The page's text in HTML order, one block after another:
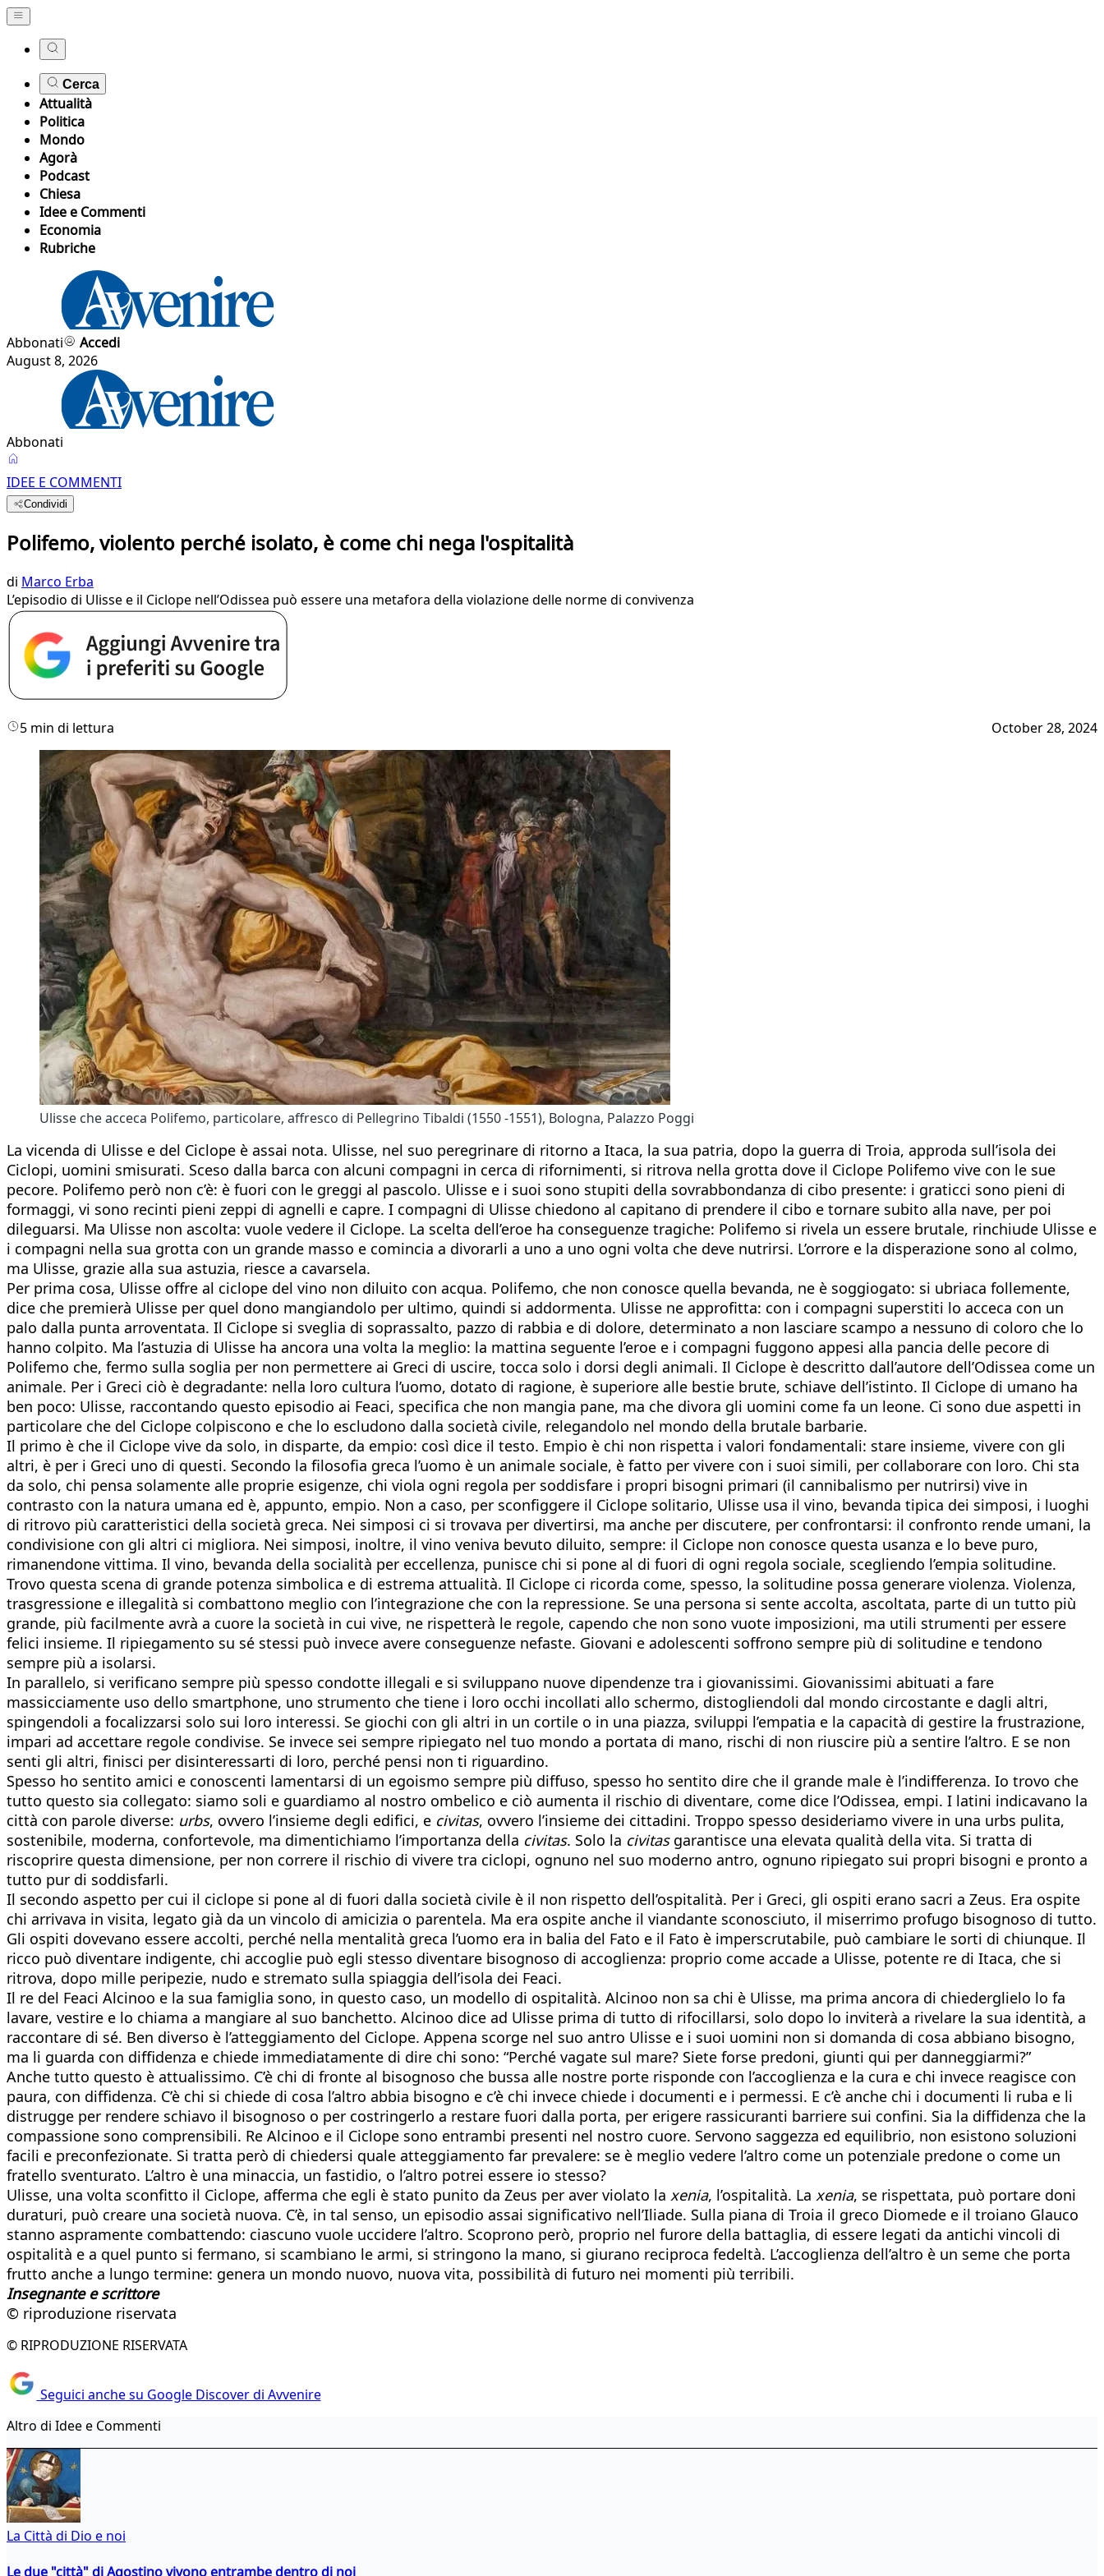
Cerca
Attualità
Politica
Mondo
Agorà
Podcast
Chiesa
Idee e Commenti
Economia
Rubriche
Abbonati
Accedi
August 8, 2026
Abbonati
IDEE E COMMENTI
Condividi
Polifemo, violento perché isolato, è come chi nega l'ospitalità
di Marco Erba
L’episodio di Ulisse e il Ciclope nell’Odissea può essere una metafora della violazione delle norme di convivenza
5 min di lettura October 28, 2024
Ulisse che acceca Polifemo, particolare, affresco di Pellegrino Tibaldi (1550 -1551), Bologna, Palazzo Poggi
La vicenda di Ulisse e del Ciclope è assai nota. Ulisse, nel suo peregrinare di ritorno a Itaca, la sua patria, dopo la guerra di Troia, approda sull’isola dei
Ciclopi, uomini smisurati. Sceso dalla barca con alcuni compagni in cerca di rifornimenti, si ritrova nella grotta dove il Ciclope Polifemo vive con le sue
pecore. Polifemo però non c’è: è fuori con le greggi al pascolo. Ulisse e i suoi sono stupiti della sovrabbondanza di cibo presente: i graticci sono pieni di
formaggi, vi sono recinti pieni zeppi di agnelli e capre. I compagni di Ulisse chiedono al capitano di prendere il cibo e tornare subito alla nave, per poi
dileguarsi. Ma Ulisse non ascolta: vuole vedere il Ciclope. La scelta dell’eroe ha conseguenze tragiche: Polifemo si rivela un essere brutale, rinchiude Ulisse e
i compagni nella sua grotta con un grande masso e comincia a divorarli a uno a uno ogni volta che deve nutrirsi. L’orrore e la disperazione sono al colmo,
ma Ulisse, grazie alla sua astuzia, riesce a cavarsela.
Per prima cosa, Ulisse offre al ciclope del vino non diluito con acqua. Polifemo, che non conosce quella bevanda, ne è soggiogato: si ubriaca follemente,
dice che premierà Ulisse per quel dono mangiandolo per ultimo, quindi si addormenta. Ulisse ne approfitta: con i compagni superstiti lo acceca con un
palo dalla punta arroventata. Il Ciclope si sveglia di soprassalto, pazzo di rabbia e di dolore, determinato a non lasciare scampo a nessuno di coloro che lo
hanno colpito. Ma l’astuzia di Ulisse ha ancora una volta la meglio: la mattina seguente l’eroe e i compagni fuggono appesi alla pancia delle pecore di
Polifemo che, fermo sulla soglia per non permettere ai Greci di uscire, tocca solo i dorsi degli animali. Il Ciclope è descritto dall’autore dell’Odissea come un
animale. Per i Greci ciò è degradante: nella loro cultura l’uomo, dotato di ragione, è superiore alle bestie brute, schiave dell’istinto. Il Ciclope di umano ha
ben poco: Ulisse, raccontando questo episodio ai Feaci, specifica che non mangia pane, ma che divora gli uomini come fa un leone. Ci sono due aspetti in
particolare che del Ciclope colpiscono e che lo escludono dalla società civile, relegandolo nel mondo della brutale barbarie.
Il primo è che il Ciclope vive da solo, in disparte, da empio: così dice il testo. Empio è chi non rispetta i valori fondamentali: stare insieme, vivere con gli
altri, è per i Greci uno di questi. Secondo la filosofia greca l’uomo è un animale sociale, è fatto per vivere con i suoi simili, per collaborare con loro. Chi sta
da solo, chi pensa solamente alle proprie esigenze, chi viola ogni regola per soddisfare i propri bisogni primari (il cannibalismo per nutrirsi) vive in
contrasto con la natura umana ed è, appunto, empio. Non a caso, per sconfiggere il Ciclope solitario, Ulisse usa il vino, bevanda tipica dei simposi, i luoghi
di ritrovo più caratteristici della società greca. Nei simposi ci si trovava per divertirsi, ma anche per discutere, per confrontarsi: il confronto rende umani, la
condivisione con gli altri ci migliora. Nei simposi, inoltre, il vino veniva bevuto diluito, sempre: il Ciclope non conosce questa usanza e lo beve puro,
rimanendone vittima. Il vino, bevanda della socialità per eccellenza, punisce chi si pone al di fuori di ogni regola sociale, scegliendo l’empia solitudine.
Trovo questa scena di grande potenza simbolica e di estrema attualità. Il Ciclope ci ricorda come, spesso, la solitudine possa generare violenza. Violenza,
trasgressione e illegalità si combattono meglio con l’integrazione che con la repressione. Se una persona si sente accolta, ascoltata, parte di un tutto più
grande, più facilmente avrà a cuore la società in cui vive, ne rispetterà le regole, capendo che non sono vuote imposizioni, ma utili strumenti per essere
felici insieme. Il ripiegamento su sé stessi può invece avere conseguenze nefaste. Giovani e adolescenti soffrono sempre più di solitudine e tendono
sempre più a isolarsi.
In parallelo, si verificano sempre più spesso condotte illegali e si sviluppano nuove dipendenze tra i giovanissimi. Giovanissimi abituati a fare
massicciamente uso dello smartphone, uno strumento che tiene i loro occhi incollati allo schermo, distogliendoli dal mondo circostante e dagli altri,
spingendoli a focalizzarsi solo sui loro interessi. Se giochi con gli altri in un cortile o in una piazza, sviluppi l’empatia e la capacità di gestire la frustrazione,
impari ad accettare regole condivise. Se invece sei sempre ripiegato nel tuo mondo a portata di mano, rischi di non riuscire più a sentire l’altro. E se non
senti gli altri, finisci per disinteressarti di loro, perché pensi non ti riguardino.
Spesso ho sentito amici e conoscenti lamentarsi di un egoismo sempre più diffuso, spesso ho sentito dire che il grande male è l’indifferenza. Io trovo che
tutto questo sia collegato: siamo soli e guardiamo al nostro ombelico e ciò aumenta il rischio di diventare, come dice l’Odissea, empi. I latini indicavano la
città con parole diverse: urbs, ovvero l’insieme degli edifici, e civitas, ovvero l’insieme dei cittadini. Troppo spesso desideriamo vivere in una urbs pulita,
sostenibile, moderna, confortevole, ma dimentichiamo l’importanza della civitas. Solo la civitasgarantisce una elevata qualità della vita. Si tratta di
riscoprire questa dimensione, per non correre il rischio di vivere tra ciclopi, ognuno nel suo moderno antro, ognuno ripiegato sui propri bisogni e pronto a
tutto pur di soddisfarli.
Il secondo aspetto per cui il ciclope si pone al di fuori dalla società civile è il non rispetto dell’ospitalità. Per i Greci, gli ospiti erano sacri a Zeus. Era ospite
chi arrivava in visita, legato già da un vincolo di amicizia o parentela. Ma era ospite anche il viandante sconosciuto, il miserrimo profugo bisognoso di tutto.
Gli ospiti dovevano essere accolti, perché nella mentalità greca l’uomo era in balia del Fato e il Fato è imperscrutabile, può cambiare le sorti di chiunque. Il
ricco può diventare indigente, chi accoglie può egli stesso diventare bisognoso di accoglienza: proprio come accade a Ulisse, potente re di Itaca, che si
ritrova, dopo mille peripezie, nudo e stremato sulla spiaggia dell’isola dei Feaci.
Il re del Feaci Alcinoo e la sua famiglia sono, in questo caso, un modello di ospitalità. Alcinoo non sa chi è Ulisse, ma prima ancora di chiederglielo lo fa
lavare, vestire e lo chiama a mangiare al suo banchetto. Alcinoo dice ad Ulisse prima di tutto di rifocillarsi, solo dopo lo inviterà a rivelare la sua identità, a
raccontare di sé. Ben diverso è l’atteggiamento del Ciclope. Appena scorge nel suo antro Ulisse e i suoi uomini non si domanda di cosa abbiano bisogno,
ma li guarda con diffidenza e chiede immediatamente di dire chi sono: “Perché vagate sul mare? Siete forse predoni, giunti qui per danneggiarmi?”
Anche tutto questo è attualissimo. C’è chi di fronte al bisognoso che bussa alle nostre porte risponde con l’accoglienza e la cura e chi invece reagisce con
paura, con diffidenza. C’è chi si chiede di cosa l’altro abbia bisogno e c’è chi invece chiede i documenti e i permessi. E c’è anche chi i documenti li ruba e li
distrugge per rendere schiavo il bisognoso o per costringerlo a restare fuori dalla porta, per erigere rassicuranti barriere sui confini. Sia la diffidenza che la
compassione sono comprensibili. Re Alcinoo e il Ciclope sono entrambi presenti nel nostro cuore. Servono saggezza ed equilibrio, non esistono soluzioni
facili e preconfezionate. Si tratta però di chiedersi quale atteggiamento far prevalere: se è meglio vedere l’altro come un potenziale predone o come un
fratello sventurato. L’altro è una minaccia, un fastidio, o l’altro potrei essere io stesso?
Ulisse, una volta sconfitto il Ciclope, afferma che egli è stato punito da Zeus per aver violato la xenia, l’ospitalità. La xenia, se rispettata, può portare doni
duraturi, può creare una società nuova. C’è, in tal senso, un episodio assai significativo nell’Iliade. Sulla piana di Troia il greco Diomede e il troiano Glauco
stanno aspramente combattendo: ciascuno vuole uccidere l’altro. Scoprono però, proprio nel furore della battaglia, di essere legati da antichi vincoli di
ospitalità e a quel punto si fermano, si scambiano le armi, si stringono la mano, si giurano reciproca fedeltà. L’accoglienza dell’altro è un seme che porta
frutto anche a lungo termine: genera un mondo nuovo, nuova vita, possibilità di futuro nei momenti più terribili.
Insegnante e scrittore
© riproduzione riservata
© RIPRODUZIONE RISERVATA
Seguici anche su Google Discover di Avvenire
Altro di Idee e Commenti
La Città di Dio e noi
Le due "città" di Agostino vivono entrambe dentro di noi